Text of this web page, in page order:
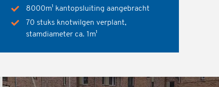
8000m¹ kantopsluiting aangebracht
70 stuks knotwilgen verplant,
stamdiameter ca. 1m¹